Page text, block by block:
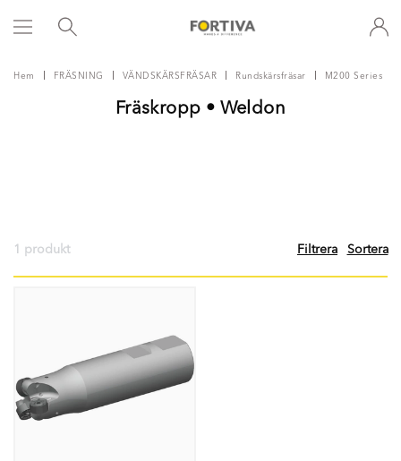
Hem FRÄSNING VÄNDSKÄRSFRÄSAR Rundskärsfräsar M200 Series
Fräskropp • Weldon
1 produkt Filtrera Sortera